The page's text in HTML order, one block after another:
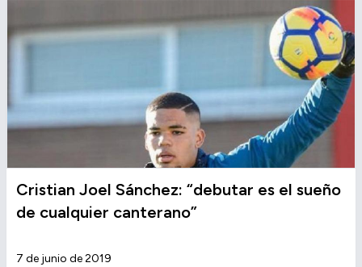
Cristian Joel Sánchez: “debutar es el sueño
de cualquier canterano”
7 de junio de 2019